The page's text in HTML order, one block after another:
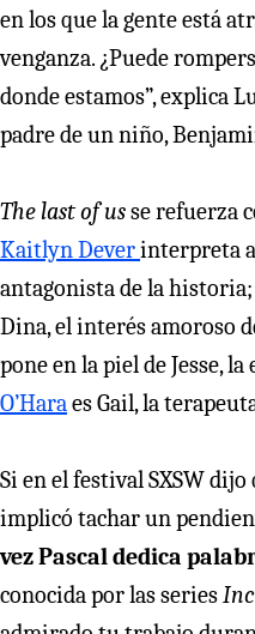
en los que la gente está
venganza. ¿Puede
donde estamos”, explica
padre de un niño,
The last of usse refuerza
Kaitlyn Deverinterpreta
antagonista de la historia;
Dina, el interés amoroso
pone en la piel de Jesse,
O’Haraes Gail, la
Si en el festival SXSW
implicó tachar un
vez Pascal dedica
conocida por las series